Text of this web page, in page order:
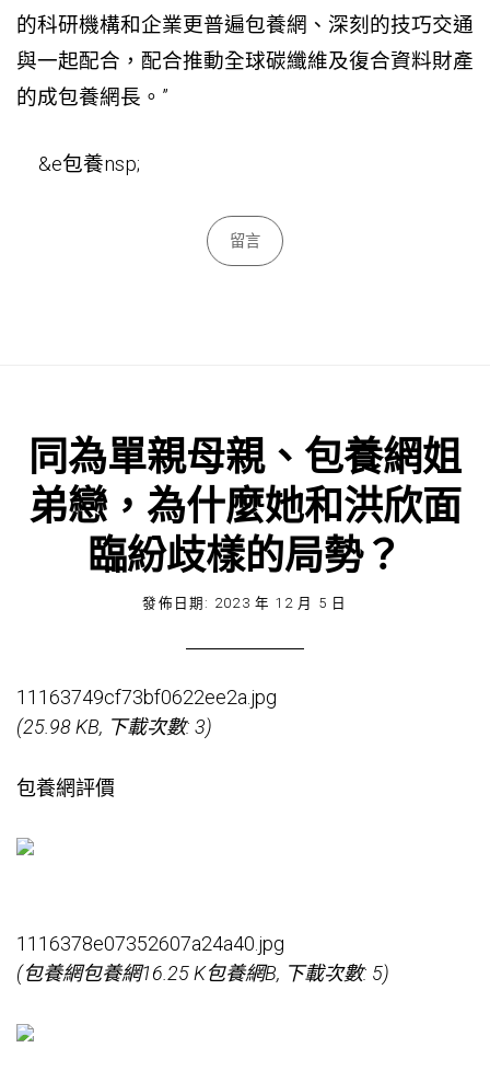
的科研機構和企業更普遍包養網 、深刻的技巧交通
與一起配合，配合推動全球碳纖維及復合資料財產
的成包養網長。”
&e包養nsp;
留言
同為單親母親、包養網姐
弟戀，為什麼她和洪欣面
臨紛歧樣的局勢？
發佈日期: 2023 年 12 月 5 日
11163749cf73bf0622ee2a.jpg
(25.98 KB, 下載次數: 3)
包養網評價
1116378e07352607a24a40.jpg
(包養網包養網16.25 K包養網B, 下載次數: 5)